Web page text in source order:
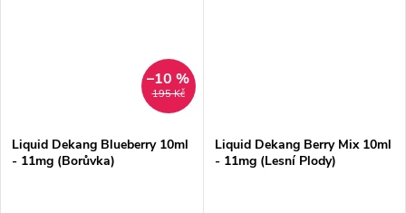
195 Kč
–10 %
Liquid Dekang Blueberry 10ml
- 11mg (Borůvka)
Liquid Dekang Berry Mix 10ml
- 11mg (Lesní Plody)